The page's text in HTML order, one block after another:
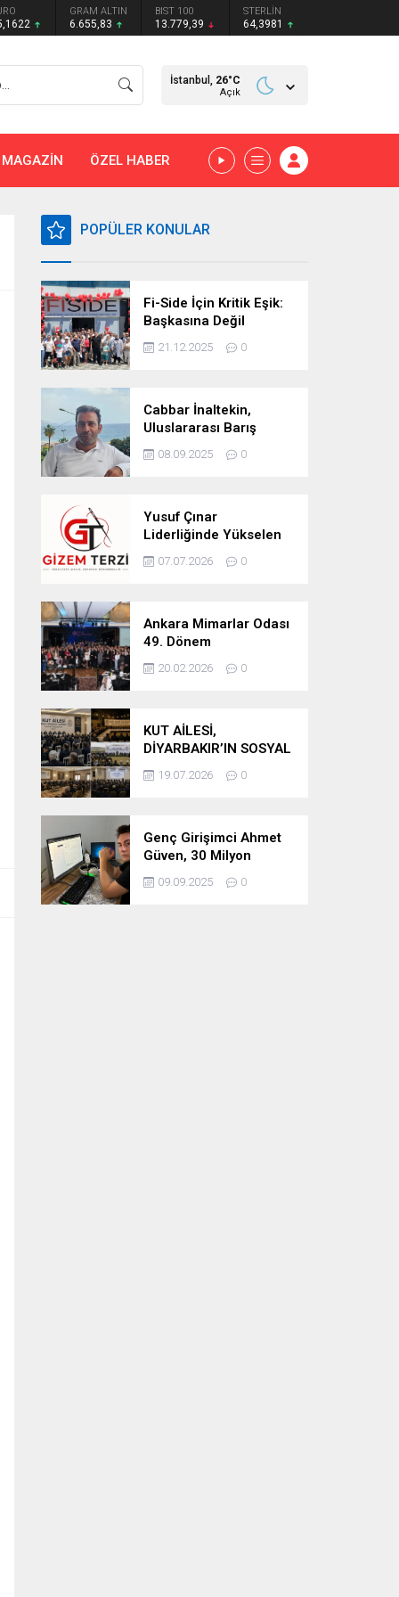
GRAM ALTIN
6.655,83
BIST 100
13.779,39
STERLİN
64,3981
İstanbul, 26°C
Açık
MAGAZİN ÖZEL HABER
POPÜLER KONULAR
Fi-Side İçin Kritik Eşik:
Başkasına Değil
Kendimize Güvenme
Zamanı
21.12.2025 0
Cabbar İnaltekin,
Uluslararası Barış
Hareketi Silifke İlçe
Başkanlığı’na Atandı
08.09.2025 0
Yusuf Çınar
Liderliğinde Yükselen
Marka: Gizem Terzi’de
Kalite Standartları
07.07.2026 0
Ankara Mimarlar Odası
49. Dönem
Seçimlerinde Turuncu
Liste Güven Tazeledi
20.02.2026 0
KUT AİLESİ,
DİYARBAKIR’IN SOSYAL
YAPISINDA GÜÇLÜ
YERİNİ KORUYOR
19.07.2026 0
Genç Girişimci Ahmet
Güven, 30 Milyon
Etkileşimin Ardındaki
İsim!
09.09.2025 0